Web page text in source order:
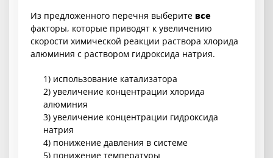
Из предложенного перечня выберите все
факторы, которые приводят к увеличению
скорости химической реакции раствора хлорида
алюминия с раствором гидроксида натрия.
1) использование катализатора
2) увеличение концентрации хлорида
алюминия
3) увеличение концентрации гидроксида
натрия
4) понижение давления в системе
5) понижение температуры